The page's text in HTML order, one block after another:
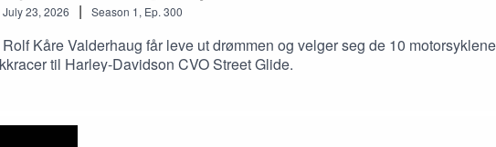
23, 2026 | Season 1, Ep. 300
Kåre Valderhaug får leve ut drømmen og velger seg de 10
til Harley-Davidson CVO Street Glide.